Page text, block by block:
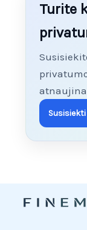
Turite
Susisiekti